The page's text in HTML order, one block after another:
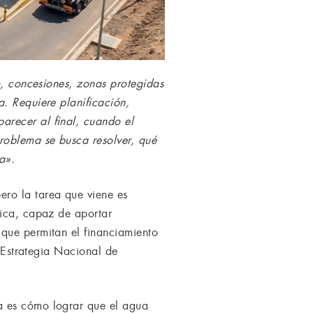
zonas protegidas
Requiere planificación,
al final, cuando el
se busca resolver, qué
la tarea que viene es
capaz de aportar
permitan el financiamiento
Nacional de
es cómo lograr que el agua